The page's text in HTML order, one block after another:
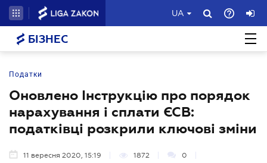
UA
БІЗНЕС
Податки
Оновлено Інструкцію про порядок
нарахування і сплати ЄСВ:
податківці розкрили ключові зміни
11 вересня 2020, 15:19 1872 0